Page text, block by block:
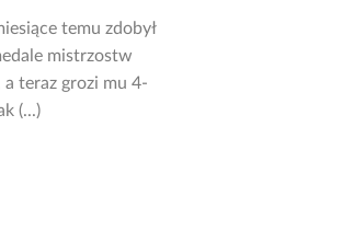
temu zdobył
mistrzostw
a teraz grozi mu 4-
(...)